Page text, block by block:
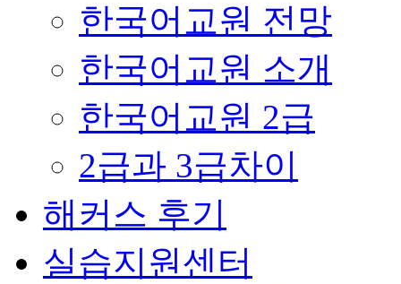
한국어교원 전망
한국어교원 소개
한국어교원 2급
2급과 3급차이
해커스 후기
실습지원센터